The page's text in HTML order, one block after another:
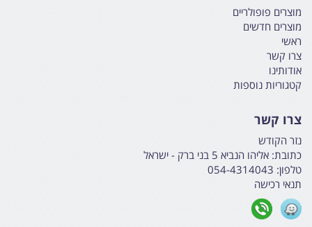
מוצרים פופולריים
מוצרים חדשים
ראשי
צרו קשר
אודותינו
קטגוריות נוספות
צרו קשר
נזר הקודש
כתובת: אליהו הנביא 5 בני ברק - ישראל
טלפון: 054-4314043
תנאי רכישה